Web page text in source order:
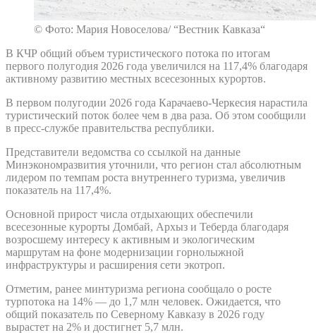
© Фото: Мария Новоселова/ “Вестник Кавказа“
В КЧР общий объем туристического потока по итогам
первого полугодия 2026 года увеличился на 117,4% благодаря
активному развитию местных всесезонных курортов.
В первом полугодии 2026 года Карачаево-Черкесия нарастила
туристический поток более чем в два раза. Об этом сообщили
в пресс-службе правительства республики.
Представители ведомства со ссылкой на данные
Минэкономразвития уточнили, что регион стал абсолютным
лидером по темпам роста внутреннего туризма, увеличив
показатель на 117,4%.
Основной прирост числа отдыхающих обеспечили
всесезонные курорты Домбай, Архыз и Теберда благодаря
возросшему интересу к активным и экологическим
маршрутам на фоне модернизации горнолыжной
инфраструктуры и расширения сети экотроп.
Отметим, ранее минтуризма региона сообщало о росте
турпотока на 14% — до 1,7 млн человек. Ожидается, что
общий показатель по Северному Кавказу в 2026 году
вырастет на 2% и достигнет 5,7 млн.